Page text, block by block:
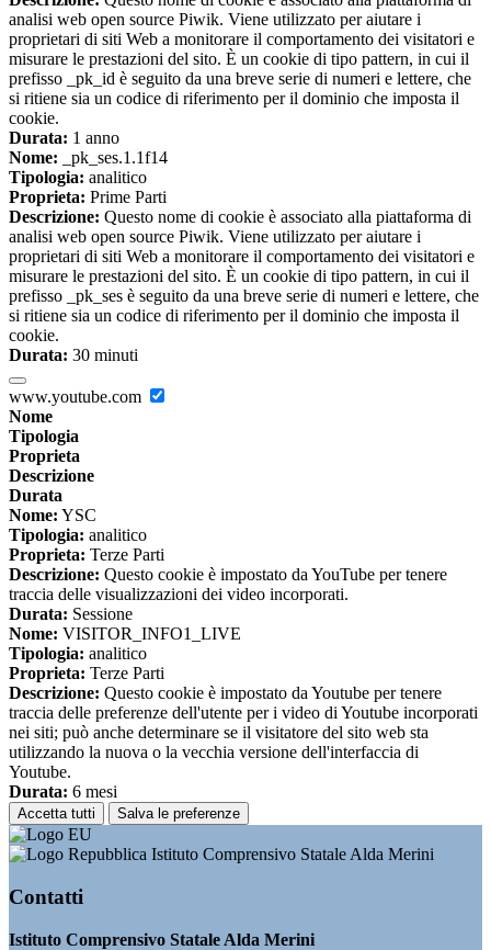
analisi web open source Piwik. Viene utilizzato per aiutare i
proprietari di siti Web a monitorare il comportamento dei visitatori e
misurare le prestazioni del sito. È un cookie di tipo pattern, in cui il
prefisso _pk_id è seguito da una breve serie di numeri e lettere, che
si ritiene sia un codice di riferimento per il dominio che imposta il
cookie.
Durata: 1 anno
Nome: _pk_ses.1.1f14
Tipologia: analitico
Proprieta: Prime Parti
Descrizione: Questo nome di cookie è associato alla piattaforma di
analisi web open source Piwik. Viene utilizzato per aiutare i
proprietari di siti Web a monitorare il comportamento dei visitatori e
misurare le prestazioni del sito. È un cookie di tipo pattern, in cui il
prefisso _pk_ses è seguito da una breve serie di numeri e lettere, che
si ritiene sia un codice di riferimento per il dominio che imposta il
cookie.
Durata: 30 minuti
www.youtube.com
Nome
Tipologia
Proprieta
Descrizione
Durata
Nome: YSC
Tipologia: analitico
Proprieta: Terze Parti
Descrizione: Questo cookie è impostato da YouTube per tenere
traccia delle visualizzazioni dei video incorporati.
Durata: Sessione
Nome: VISITOR_INFO1_LIVE
Tipologia: analitico
Proprieta: Terze Parti
Descrizione: Questo cookie è impostato da Youtube per tenere
traccia delle preferenze dell'utente per i video di Youtube incorporati
nei siti; può anche determinare se il visitatore del sito web sta
utilizzando la nuova o la vecchia versione dell'interfaccia di
Youtube.
Durata: 6 mesi
Accetta tutti Salva le preferenze
Istituto Comprensivo Statale Alda Merini
Contatti
Istituto Comprensivo Statale Alda Merini